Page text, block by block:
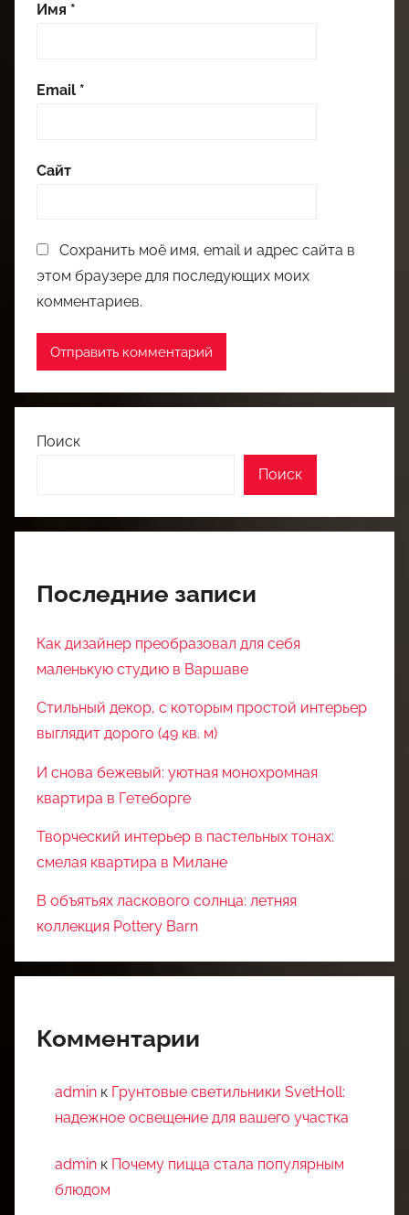
Имя *
Email *
Сайт
Сохранить моё имя, email и адрес сайта в
этом браузере для последующих моих
комментариев.
Поиск
Поиск
Последние записи
Как дизайнер преобразовал для себя
маленькую студию в Варшаве
Стильный декор, с которым простой интерьер
выглядит дорого (49 кв. м)
И снова бежевый: уютная монохромная
квартира в Гетеборге
Творческий интерьер в пастельных тонах:
смелая квартира в Милане
В объятьях ласкового солнца: летняя
коллекция Pottery Barn
Комментарии
admin к Грунтовые светильники SvetHoll:
надежное освещение для вашего участка
admin к Почему пицца стала популярным
блюдом